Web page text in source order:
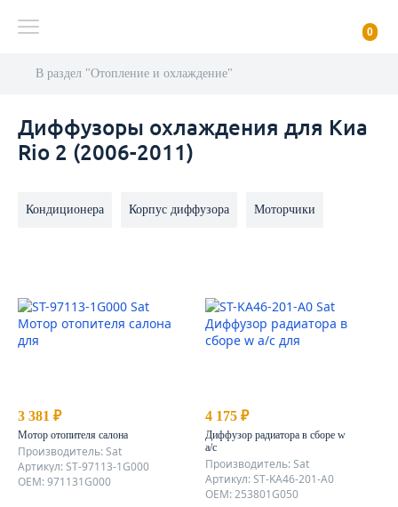
0
В раздел "Отопление и охлаждение"
Диффузоры охлаждения для Киа
Rio 2 (2006-2011)
Кондиционера Корпус диффузора Моторчики
3 381 ₽
Мотор отопителя салона
Производитель: Sat
Артикул: ST-97113-1G000
OEM: 971131G000
4 175 ₽
Диффузор радиатора в сборе w
a/c
Производитель: Sat
Артикул: ST-KA46-201-A0
OEM: 253801G050